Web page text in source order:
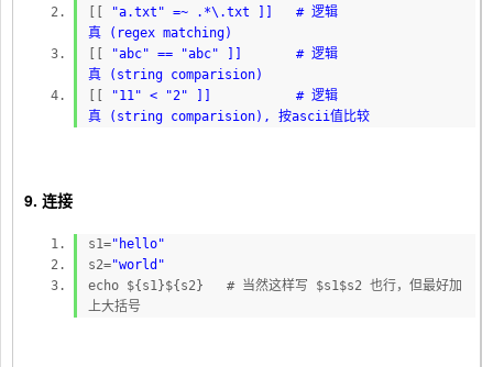
"a.txt" =~ .*\.txt ]] # 逻辑
真 (regex matching)
"abc" ==
"abc" ]] # 逻辑
真 (string comparision)
"11" <
"2" ]] # 逻辑
真 (string comparision), 按ascii值比较
9. 连接
s1="hello"
s2="world"
echo ${s1}${s2} # 当然这样写 $s1$s2 也行，但最好加
上大括号